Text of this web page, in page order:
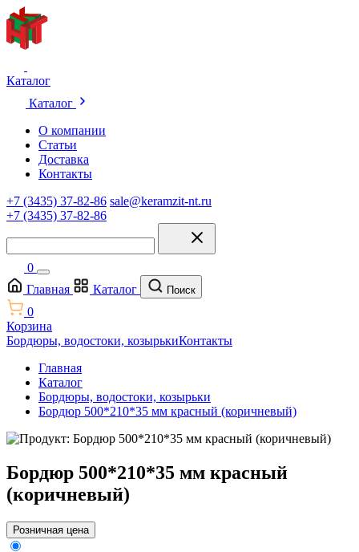
Каталог
Каталог
О компании
Статьи
Доставка
Контакты
+7 (3435) 37-82-86 sale@keramzit-nt.ru
+7 (3435) 37-82-86
0
Главная
Каталог Поиск
0
Корзина
Бордюры, водостоки, козырькиКонтакты
Главная
Каталог
Бордюры, водостоки, козырьки
Бордюр 500*210*35 мм красный (коричневый)
Бордюр 500*210*35 мм красный
(коричневый)
Розничная цена